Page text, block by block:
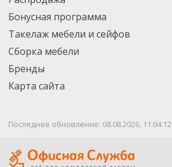
Бонусная программа
Такелаж мебели и сейфов
Сборка мебели
Бренды
Карта сайта
Последнее обновление: 08.08.2026, 11:04:12